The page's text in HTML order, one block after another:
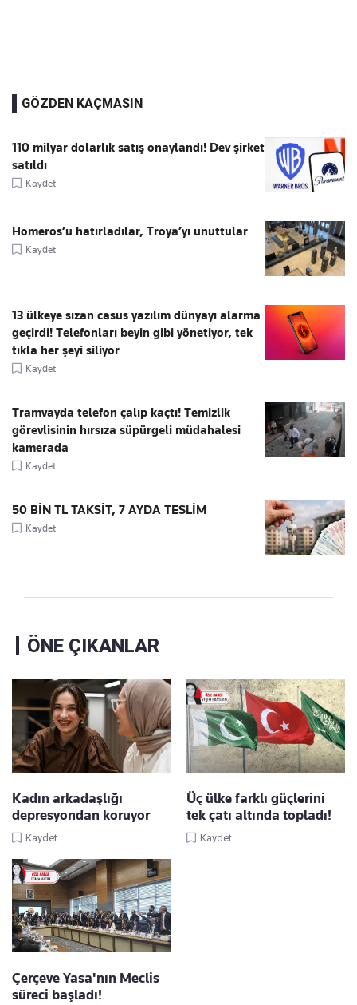
GÖZDEN KAÇMASIN
110 milyar dolarlık satış onaylandı! Dev şirket
satıldı
Kaydet
Homeros’u hatırladılar, Troya’yı unuttular
Kaydet
13 ülkeye sızan casus yazılım dünyayı alarma
geçirdi! Telefonları beyin gibi yönetiyor, tek
tıkla her şeyi siliyor
Kaydet
Tramvayda telefon çalıp kaçtı! Temizlik
görevlisinin hırsıza süpürgeli müdahalesi
kamerada
Kaydet
50 BİN TL TAKSİT, 7 AYDA TESLİM
Kaydet
ÖNE ÇIKANLAR
Kadın arkadaşlığı
depresyondan koruyor
Kaydet
Üç ülke farklı güçlerini
tek çatı altında topladı!
Kaydet
Çerçeve Yasa'nın Meclis
süreci başladı!